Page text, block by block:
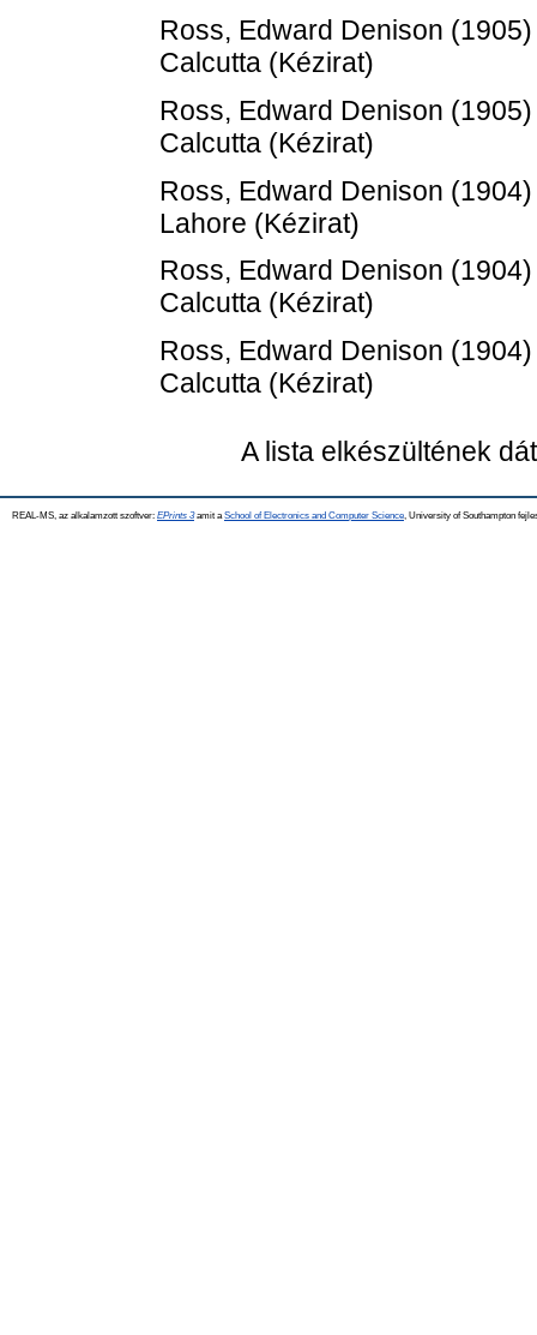
Ross, Edward Denison
Calcutta (Kézirat)
Ross, Edward Denison
Calcutta (Kézirat)
Ross, Edward Denison
Lahore (Kézirat)
Ross, Edward Denison
Calcutta (Kézirat)
Ross, Edward Denison
Calcutta (Kézirat)
A lista elkészültének
REAL-MS, az alkalamzott szoftver: EPrints 3amit a School of Electronics and Computer Science , University of Southampton